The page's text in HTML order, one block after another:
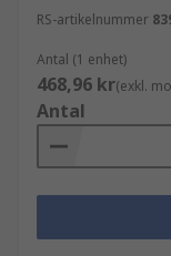
RS-artikelnummer
Antal (1 enhet)
468,96 kr(exkl.
Antal